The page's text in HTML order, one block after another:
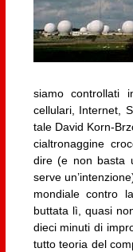
siamo controllati
cellulari, Internet,
tale David Korn-
cialtronaggine
dire (e non basta
serve
mondiale contro
buttata lì, quasi
dieci minuti di
tutto teoria del